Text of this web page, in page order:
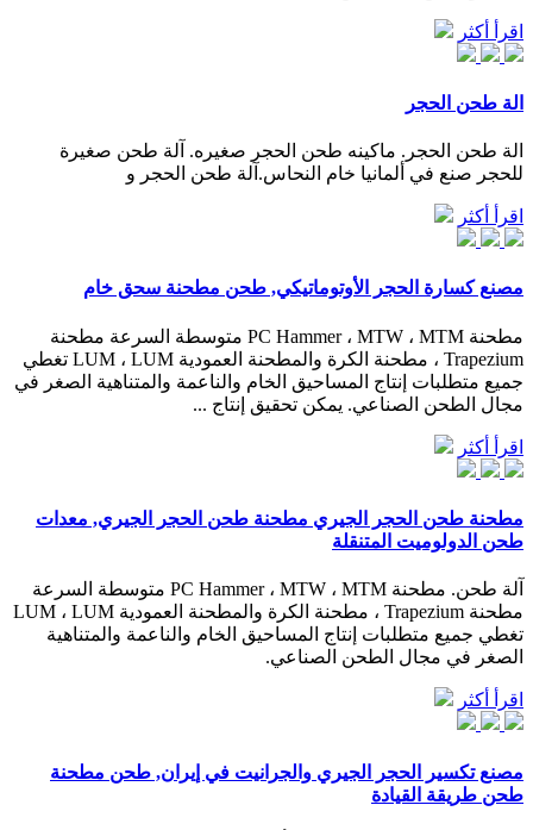
اقرأ أكثر
الة طحن الحجر
الة طحن الحجر. ماكينه طحن الحجر صغيره. آلة طحن صغيرة
للحجر صنع في ألمانيا خام النحاس.آلة طحن الحجر و
اقرأ أكثر
مصنع كسارة الحجر الأوتوماتيكي, طحن مطحنة سحق خام
مطحنة PC Hammer ، MTW ، MTM متوسطة السرعة مطحنة
Trapezium ، مطحنة الكرة والمطحنة العمودية LUM ، LUM تغطي
جميع متطلبات إنتاج المساحيق الخام والناعمة والمتناهية الصغر في
مجال الطحن الصناعي. يمكن تحقيق إنتاج ...
اقرأ أكثر
مطحنة طحن الحجر الجيري مطحنة طحن الحجر الجيري, معدات
طحن الدولوميت المتنقلة
آلة طحن. مطحنة PC Hammer ، MTW ، MTM متوسطة السرعة
مطحنة Trapezium ، مطحنة الكرة والمطحنة العمودية LUM ، LUM
تغطي جميع متطلبات إنتاج المساحيق الخام والناعمة والمتناهية
الصغر في مجال الطحن الصناعي.
اقرأ أكثر
مصنع تكسير الحجر الجيري والجرانيت في إيران, طحن مطحنة
طحن طريقة القيادة